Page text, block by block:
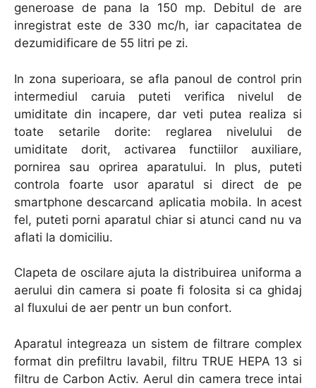
generoase de pana la 150 mp. Debitul de are
inregistrat este de 330 mc/h, iar capacitatea de
dezumidificare de 55 litri pe zi.
In zona superioara, se afla panoul de control prin
intermediul caruia puteti verifica nivelul de
umiditate din incapere, dar veti putea realiza si
toate setarile dorite: reglarea nivelului de
umiditate dorit, activarea functiilor auxiliare,
pornirea sau oprirea aparatului. In plus, puteti
controla foarte usor aparatul si direct de pe
smartphone descarcand aplicatia mobila. In acest
fel, puteti porni aparatul chiar si atunci cand nu va
aflati la domiciliu.
Clapeta de oscilare ajuta la distribuirea uniforma a
aerului din camera si poate fi folosita si ca ghidaj
al fluxului de aer pentr un bun confort.
Aparatul integreaza un sistem de filtrare complex
format din prefiltru lavabil, filtru TRUE HEPA 13 si
filtru de Carbon Activ. Aerul din camera trece intai